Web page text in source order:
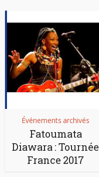
Événements archivés
Fatoumata
Diawara : Tournée
France 2017